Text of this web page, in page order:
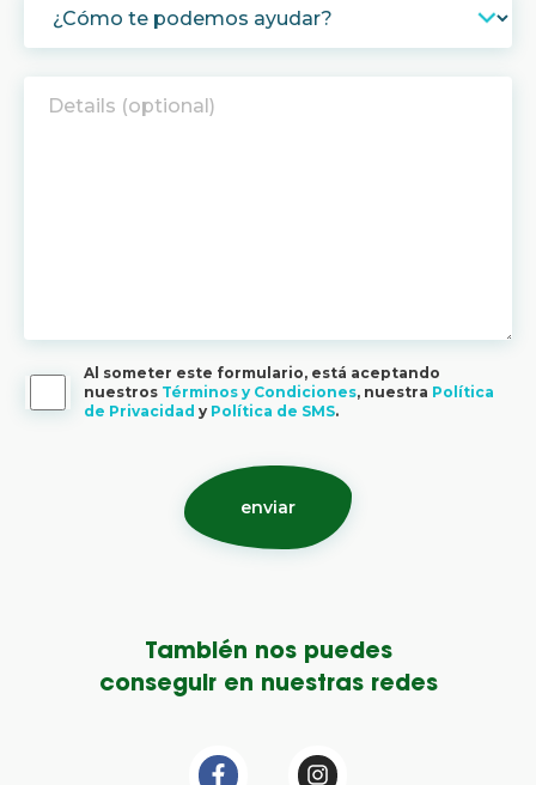
Al someter este formulario, está aceptando
nuestros Términos y Condiciones, nuestra Política
de Privacidad y Política de SMS.
También nos puedes
conseguir en nuestras redes